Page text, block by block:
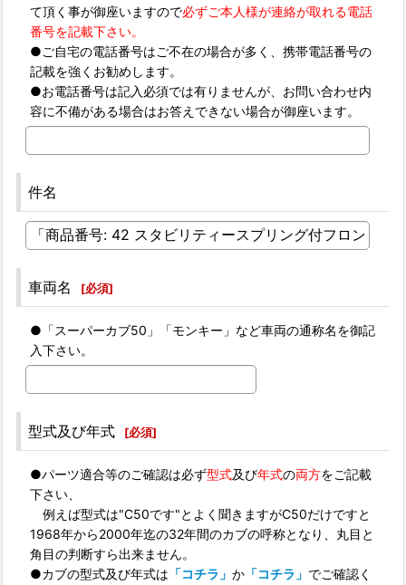
て頂く事が御座いますので必ずご本人様が連絡が取れる電話
番号を記載下さい。
●ご自宅の電話番号はご不在の場合が多く、携帯電話番号の
記載を強くお勧めします。
●お電話番号は記入必須では有りませんが、お問い合わせ内
容に不備がある場合はお答えできない場合が御座います。
件名
車両名 [必須]
●「スーパーカブ50」「モンキー」など車両の通称名を御記
入下さい。
型式及び年式 [必須]
●パーツ適合等のご確認は必ず型式及び年式の両方をご記載
下さい、
例えば型式は"C50です"とよく聞きますがC50だけですと
1968年から2000年迄の32年間のカブの呼称となり、丸目と
角目の判断すら出来ません。
●カブの型式及び年式は 「コチラ」 か 「コチラ」 でご確認く